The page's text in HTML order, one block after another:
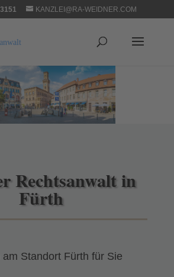
KANZLEI@RA-WEIDNER.COM
Rechtsanwalt in
Fürth
Standort Fürth für Sie